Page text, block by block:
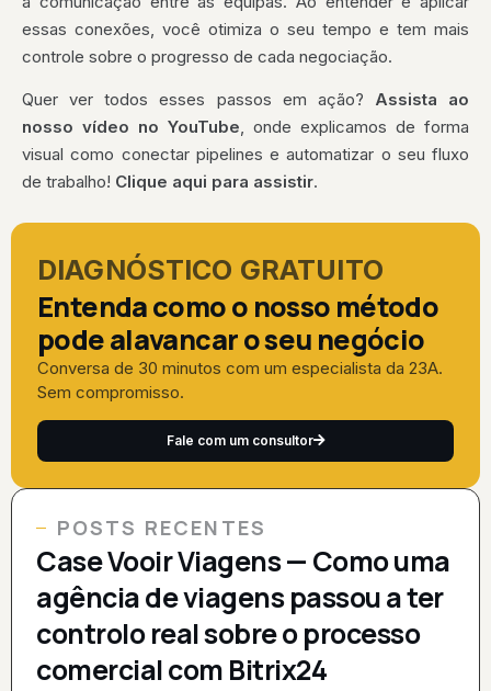
essas conexões, você otimiza o seu tempo e tem mais
controle sobre o progresso de cada negociação.
Quer ver todos esses passos em ação? Assista ao
nosso vídeo no YouTube, onde explicamos de forma
visual como conectar pipelines e automatizar o seu fluxo
de trabalho! Clique aqui para assistir.
DIAGNÓSTICO GRATUITO
Entenda como o nosso método
pode alavancar o seu negócio
Conversa de 30 minutos com um especialista da 23A.
Sem compromisso.
Fale com um consultor
POSTS RECENTES
Case Vooir Viagens — Como uma
agência de viagens passou a ter
controlo real sobre o processo
comercial com Bitrix24